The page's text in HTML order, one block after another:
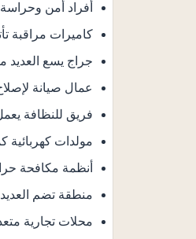
أفراد أمن
كاميرات مراقبة
جراج يسع العديد
عمال صيانة
فريق للنظافة يعمل طوال اليوم
مولدات كهربائية
أنظمة مكافحة
منطقة تضم
محلات تجارية